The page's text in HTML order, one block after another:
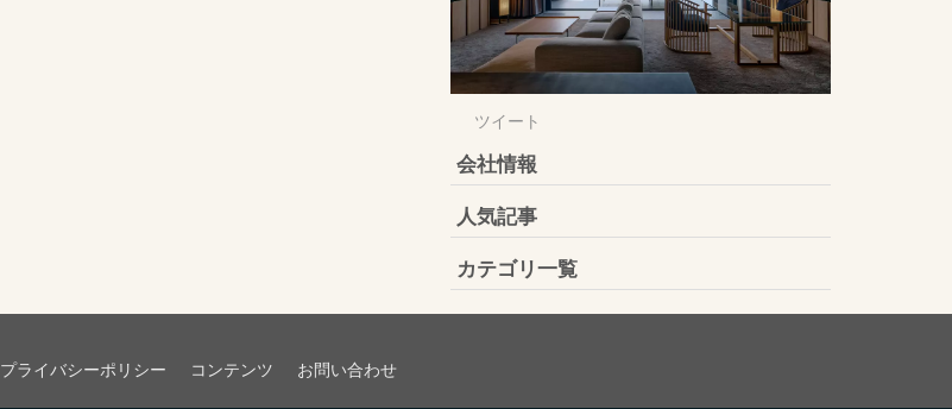
ツイート
会社情報
人気記事
カテゴリ一覧
プライバシーポリシー コンテンツ お問い合わせ